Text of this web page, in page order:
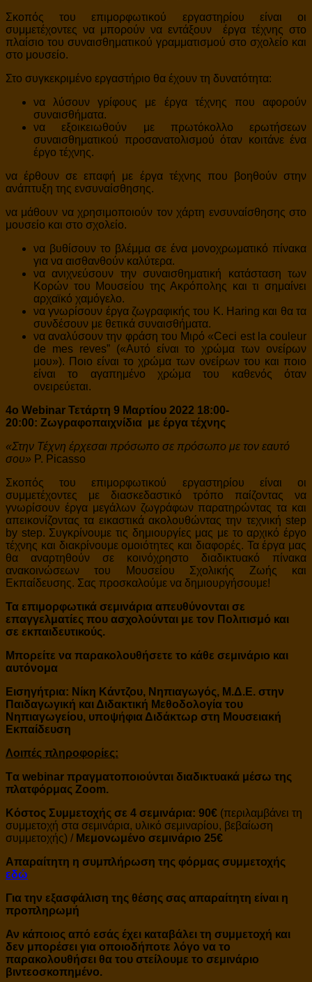
Σκοπός του επιμορφωτικού εργαστηρίου είναι οι
συμμετέχοντες να μπορούν να εντάξουν έργα τέχνης στο
πλαίσιο του συναισθηματικού γραμματισμού στο σχολείο και
στο μουσείο.
Στο συγκεκριμένο εργαστήριο θα έχουν τη δυνατότητα:
να λύσουν γρίφους με έργα τέχνης που αφορούν
συναισθήματα.
να εξοικειωθούν με πρωτόκολλο ερωτήσεων
συναισθηματικού προσανατολισμού όταν κοιτάνε ένα
έργο τέχνης.
να έρθουν σε επαφή με έργα τέχνης που βοηθούν στην
ανάπτυξη της ενσυναίσθησης.
να μάθουν να χρησιμοποιούν τον χάρτη ενσυναίσθησης στο
μουσείο και στο σχολείο.
να βυθίσουν το βλέμμα σε ένα μονοχρωματικό πίνακα
για να αισθανθούν καλύτερα.
να ανιχνεύσουν την συναισθηματική κατάσταση των
Κορών του Μουσείου της Ακρόπολης και τι σημαίνει
αρχαϊκό χαμόγελο.
να γνωρίσουν έργα ζωγραφικής του K. Haring και θα τα
συνδέσουν με θετικά συναισθήματα.
να αναλύσουν την φράση του Μιρό «Ceci est la couleur
de mes reves” («Aυτό είναι το χρώμα των ονείρων
μου»). Ποιο είναι το χρώμα των ονείρων του και ποιο
είναι το αγαπημένο χρώμα του καθενός όταν
ονειρεύεται.
4ο Webinar Τετάρτη 9 Μαρτίου 2022 18:00-
20:00: Ζωγραφοπαιχνίδια με έργα τέχνης
«Στην Τέχνη έρχεσαι πρόσωπο σε πρόσωπο με τον εαυτό
σου» P. Picasso
Σκοπός του επιμορφωτικού εργαστηρίου είναι οι
συμμετέχοντες με διασκεδαστικό τρόπο παίζοντας να
γνωρίσουν έργα μεγάλων ζωγράφων παρατηρώντας τα και
απεικονίζοντας τα εικαστικά ακολουθώντας την τεχνική step
by step. Συγκρίνουμε τις δημιουργίες μας με το αρχικό έργο
τέχνης και διακρίνουμε ομοιότητες και διαφορές. Τα έργα μας
θα αναρτηθούν σε κοινόχρηστο διαδικτυακό πίνακα
ανακοινώσεων του Μουσείου Σχολικής Ζωής και
Εκπαίδευσης. Σας προσκαλούμε να δημιουργήσουμε!
Τα επιμορφωτικά σεμινάρια απευθύνονται σε
επαγγελματίες που ασχολούνται με τον Πολιτισμό και
σε εκπαιδευτικούς.
Μπορείτε να παρακολουθήσετε το κάθε σεμινάριο και
αυτόνομα
Εισηγήτρια: Νίκη Κάντζου, Νηπιαγωγός, Μ.Δ.Ε. στην
Παιδαγωγική και Διδακτική Μεθοδολογία του
Νηπιαγωγείου, υποψήφια Διδάκτωρ στη Μουσειακή
Εκπαίδευση
Λοιπές πληροφορίες:
Tα webinar πραγματοποιούνται διαδικτυακά μέσω της
πλατφόρμας Zoom.
Κόστος Συμμετοχής σε 4 σεμινάρια: 90€ (περιλαμβάνει τη
συμμετοχή στα σεμινάρια, υλικό σεμιναρίου, βεβαίωση
συμμετοχής) / Μεμονωμένο σεμινάριο 25€
Απαραίτητη η συμπλήρωση της φόρμας συμμετοχής
εδώ
Για την εξασφάλιση της θέσης σας απαραίτητη είναι η
προπληρωμή
Αν κάποιος από εσάς έχει καταβάλει τη συμμετοχή και
δεν μπορέσει για οποιοδήποτε λόγο να το
παρακολουθήσει θα του στείλουμε το σεμινάριο
βιντεοσκοπημένο.